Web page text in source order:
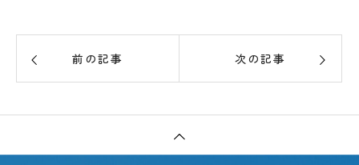
前の記事 次の記事